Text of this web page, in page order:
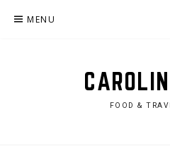
MENU
FOOD &